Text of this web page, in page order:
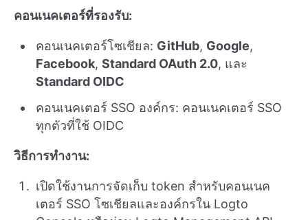
คอนเนคเตอร์ที่รองรับ:
คอนเนคเตอร์โซเชียล: GitHub, Google,
Facebook, Standard OAuth 2.0, และ
Standard OIDC
คอนเนคเตอร์ SSO องค์กร: คอนเนคเตอร์ SSO
ทุกตัวที่ใช้ OIDC
วิธีการทำงาน:
เปิดใช้งานการจัดเก็บ token สำหรับคอนเนค
เตอร์ SSO โซเชียลและองค์กรใน Logto